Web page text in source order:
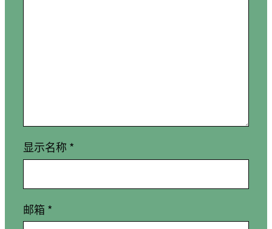
显示名称 *
邮箱 *